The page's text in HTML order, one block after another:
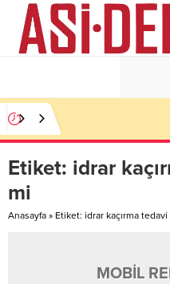
Etiket: idrar
mi
Anasayfa » Etiket: idrar kaçırma
MOBİL